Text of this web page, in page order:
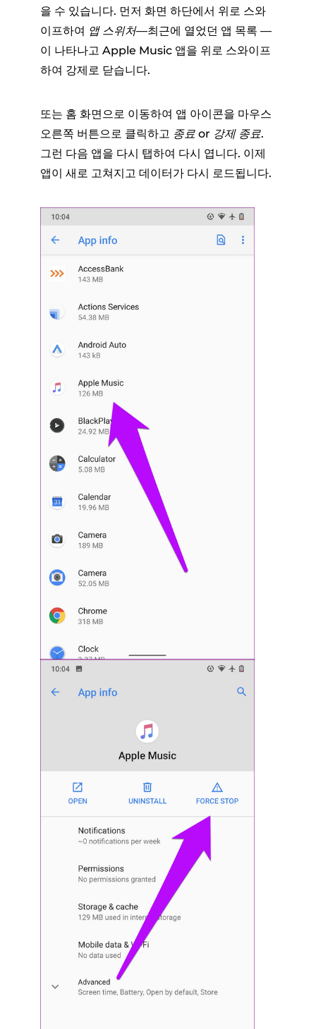
을 수 있습니다. 먼저 화면 하단에서 위로 스와
이프하여 앱 스위처—최근에 열었던 앱 목록 —
이 나타나고 Apple Music 앱을 위로 스와이프
하여 강제로 닫습니다.
또는 홈 화면으로 이동하여 앱 아이콘을 마우스
오른쪽 버튼으로 클릭하고 종료or 강제 종료.
그런 다음 앱을 다시 탭하여 다시 엽니다. 이제
앱이 새로 고쳐지고 데이터가 다시 로드됩니다.